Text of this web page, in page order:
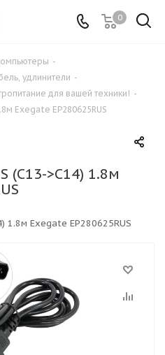
0
-
удлинители -
для вашей техники! -
Exegate EP280625RUS
(C13->C14) 1.8м
1.8м Exegate EP280625RUS